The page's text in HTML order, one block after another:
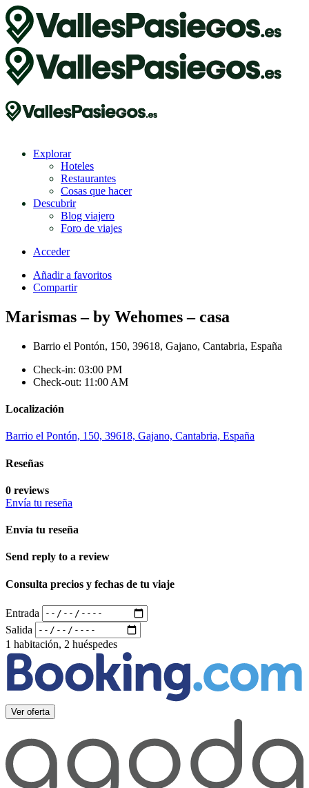
Explorar
Hoteles
Restaurantes
Cosas que hacer
Descubrir
Blog viajero
Foro de viajes
Acceder
Añadir a favoritos
Compartir
Marismas – by Wehomes – casa
Barrio el Pontón, 150, 39618, Gajano, Cantabria, España
Check-in: 03:00 PM
Check-out: 11:00 AM
Localización
Barrio el Pontón, 150, 39618, Gajano, Cantabria, España
Reseñas
0 reviews
Envía tu reseña
Envía tu reseña
Send reply to a review
Consulta precios y fechas de tu viaje
Entrada
Salida
1 habitación, 2 huéspedes
Ver oferta